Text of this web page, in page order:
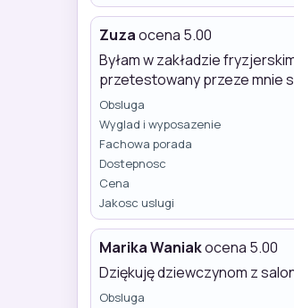
Zuzaocena 5.00
Byłam w zakładzie
przetestowany przeze mnie
Obsluga
Wyglad i wyposazenie
Fachowa porada
Dostepnosc
Cena
Jakosc uslugi
Marika Waniakocena 5.00
Dziękuję dziewczynom z
Obsluga